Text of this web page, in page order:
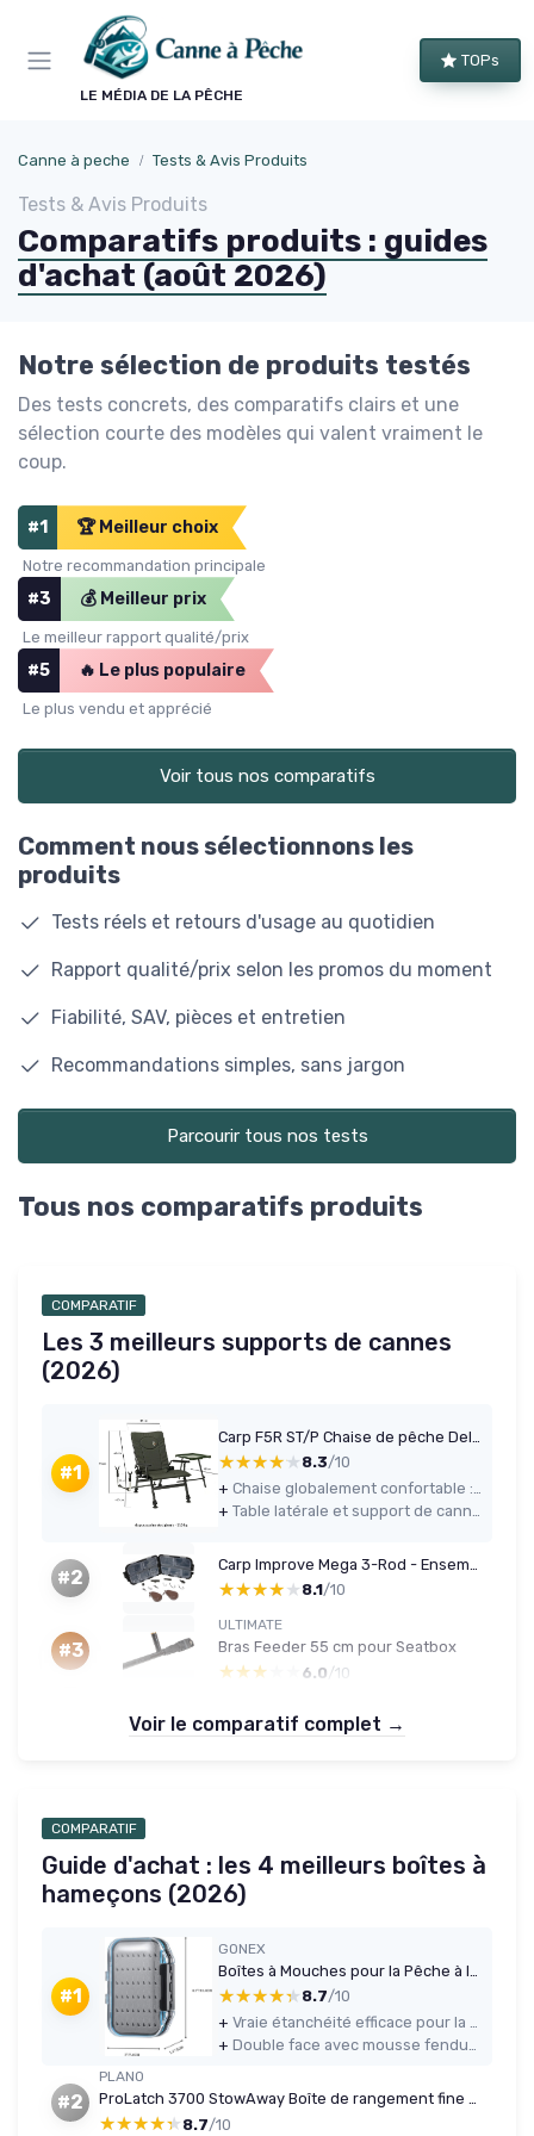
LE MÉDIA DE LA PÊCHE
TOPs
Canne à peche Tests & Avis Produits
Tests & Avis Produits
Comparatifs produits : guides
d'achat (août 2026)
Notre sélection de produits testés
Des tests concrets, des comparatifs clairs et une
sélection courte des modèles qui valent vraiment le
coup.
#1 🏆 Meilleur choix
Notre recommandation principale
#3 💰 Meilleur prix
Le meilleur rapport qualité/prix
#5 🔥 Le plus populaire
Le plus vendu et apprécié
Voir tous nos comparatifs
Comment nous sélectionnons les
produits
Tests réels et retours d'usage au quotidien
Rapport qualité/prix selon les promos du moment
Fiabilité, SAV, pièces et entretien
Recommandations simples, sans jargon
Parcourir tous nos tests
Tous nos comparatifs produits
COMPARATIF
Les 3 meilleurs supports de cannes
(2026)
#1 ★★★★★
★★★★★ 8.3/10
+
+
#2 ★★★★★
★★★★★ 8.1/10
#3
ULTIMATE
Bras Feeder 55 cm pour Seatbox
★★★★★
★★★★★ 6.0 /10
Voir le comparatif complet →
COMPARATIF
Guide d'achat : les 4 meilleurs boîtes à
hameçons (2026)
#1
GONEX
★★★★★
★★★★★ 8.7/10
+
+
#2
PLANO
ProLatch 3700 StowAway Boîte de rangement fine en plastique avec séparateurs amovibles, plateau pour appâts mous, hameçons et autres équipements de pêche 3700 Fin
★★★★★
★★★★★ 8.7/10
Panneau de gestion des cookies